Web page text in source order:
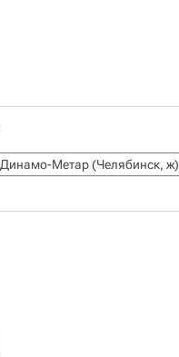
Динамо-Метар (Челябинск, ж)